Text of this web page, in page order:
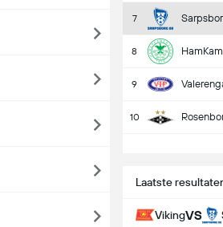
7
8 HamKam
9
10
Laatste
VikingVS